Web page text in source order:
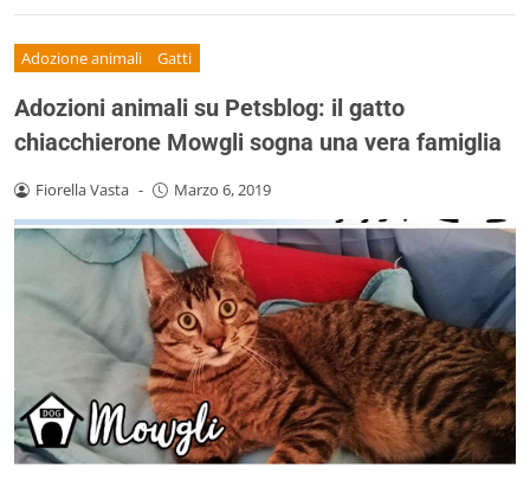
Adozione animali Gatti
Adozioni animali su Petsblog: il gatto
chiacchierone Mowgli sogna una vera famiglia
Fiorella Vasta - Marzo 6, 2019